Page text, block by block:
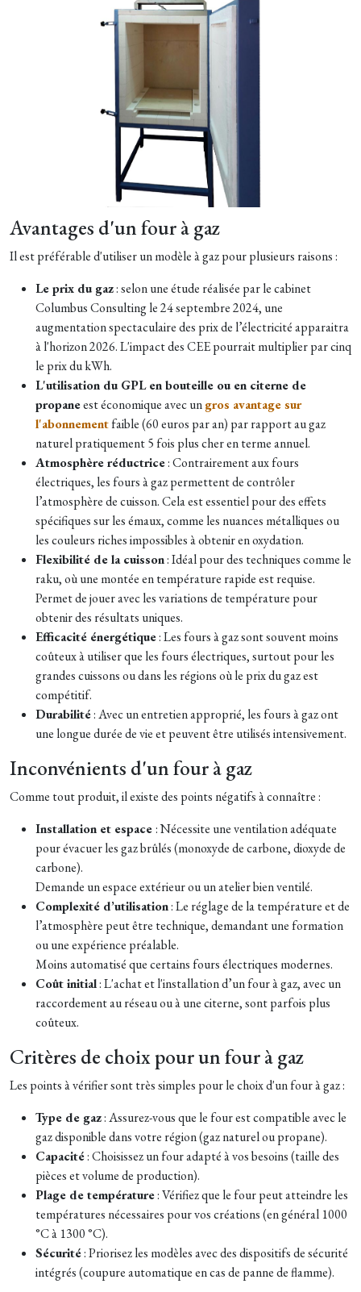
Avantages d'un four à gaz
Il est préférable d'utiliser un modèle à gaz pour plusieurs raisons :
Le prix du gaz: selon une étude réalisée par le cabinet
Columbus Consulting le 24 septembre 2024, une
augmentation spectaculaire des prix de l’électricité apparaitra
à l'horizon 2026. L'impact des CEE pourrait multiplier par cinq
le prix du kWh.
L'utilisation du GPL en bouteille ou en citerne de
propaneest économique avec ungros avantage sur
l'abonnementfaible (60 euros par an) par rapport au gaz
naturel pratiquement 5 fois plus cher en terme annuel.
Atmosphère réductrice: Contrairement aux fours
électriques, les fours à gaz permettent de contrôler
l’atmosphère de cuisson. Cela est essentiel pour des effets
spécifiques sur les émaux, comme les nuances métalliques ou
les couleurs riches impossibles à obtenir en oxydation.
Flexibilité de la cuisson: Idéal pour des techniques comme le
raku, où une montée en température rapide est requise.
Permet de jouer avec les variations de température pour
obtenir des résultats uniques.
Efficacité énergétique: Les fours à gaz sont souvent moins
coûteux à utiliser que les fours électriques, surtout pour les
grandes cuissons ou dans les régions où le prix du gaz est
compétitif.
Durabilité: Avec un entretien approprié, les fours à gaz ont
une longue durée de vie et peuvent être utilisés intensivement.
Inconvénients d'un four à gaz
Comme tout produit, il existe des points négatifs à connaître :
Installation et espace: Nécessite une ventilation adéquate
pour évacuer les gaz brûlés (monoxyde de carbone, dioxyde de
carbone).
Demande un espace extérieur ou un atelier bien ventilé.
Complexité d’utilisation: Le réglage de la température et de
l’atmosphère peut être technique, demandant une formation
ou une expérience préalable.
Moins automatisé que certains fours électriques modernes.
Coût initial: L'achat et l'installation d’un four à gaz, avec un
raccordement au réseau ou à une citerne, sont parfois plus
coûteux.
Critères de choix pour un four à gaz
Les points à vérifier sont très simples pour le choix d'un four à gaz :
Type de gaz: Assurez-vous que le four est compatible avec le
gaz disponible dans votre région (gaz naturel ou propane).
Capacité: Choisissez un four adapté à vos besoins (taille des
pièces et volume de production).
Plage de température: Vérifiez que le four peut atteindre les
températures nécessaires pour vos créations (en général 1000
°C à 1300 °C).
Sécurité: Priorisez les modèles avec des dispositifs de sécurité
intégrés (coupure automatique en cas de panne de flamme).